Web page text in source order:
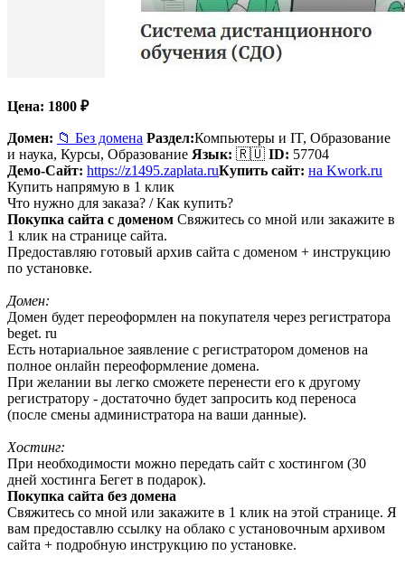
Цена: 1800 ₽
Домен: 📁 Без домена Раздел:Компьютеры и IT, Образование
и наука, Курсы, Образование Язык: 🇷🇺 ID: 57704
Демо-Сайт: https://z1495.zaplata.ruКупить сайт: на Kwork.ru
Купить напрямую в 1 клик
Что нужно для заказа? / Как купить?
Покупка сайта с доменом Свяжитесь со мной или закажите в
1 клик на странице сайта.
Предоставляю готовый архив сайта с доменом + инструкцию
по установке.
Домен:
Домен будет переоформлен на покупателя через регистратора
beget. ru
Есть нотариальное заявление с регистратором доменов на
полное онлайн переоформление домена.
При желании вы легко сможете перенести его к другому
регистратору - достаточно будет запросить код переноса
(после смены администратора на ваши данные).
Хостинг:
При необходимости можно передать сайт с хостингом (30
дней хостинга Бегет в подарок).
Покупка сайта без домена
Свяжитесь со мной или закажите в 1 клик на этой странице. Я
вам предоставлю ссылку на облако с установочным архивом
сайта + подробную инструкцию по установке.